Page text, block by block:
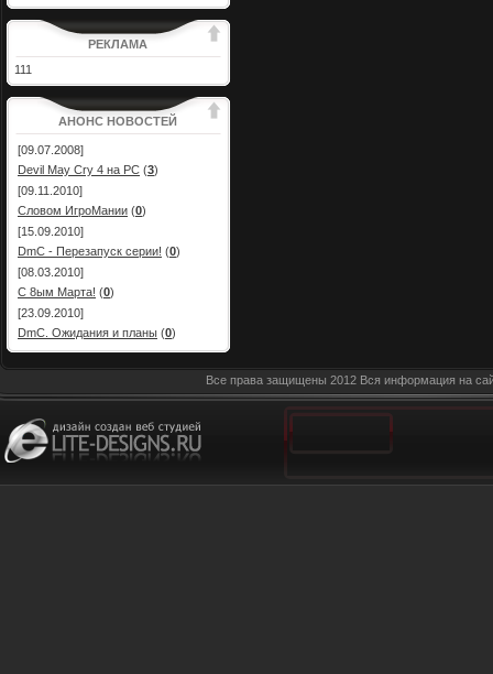
РЕКЛАМА
111
АНОНС НОВОСТЕЙ
[09.07.2008]
Devil May Cry 4 на PC (3)
[09.11.2010]
Словом ИгроМании (0)
[15.09.2010]
DmC - Перезапуск серии! (0)
[08.03.2010]
С 8ым Марта! (0)
[23.09.2010]
DmC. Ожидания и планы (0)
Все права защищены 2012 Вся информация на